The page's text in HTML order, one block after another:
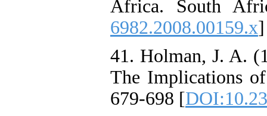
Africa. South
6982.2008.00159.x]
41. Holman, J. A.
The Implications
679-698 [